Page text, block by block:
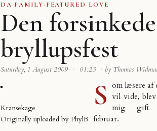
DA·FAMILY· FEATURED · LOVE
Den forsinkede
bryllupsfest
Saturday, 1 August 2009 · 01:23 · by Thomas
Kransekage
Originally uploaded by PhylB
S om læsere af
vil vide, blev
mig gift
februar.